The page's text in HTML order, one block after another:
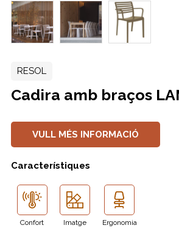
RESOL
Cadira amb braços
VULL MÉS INFORMACIÓ
Característiques
Confort Imatge Ergonomia